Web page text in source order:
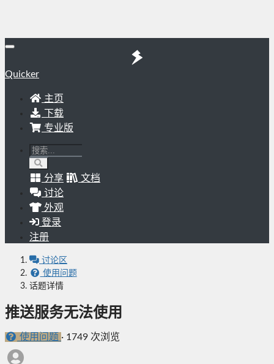
Quicker
主页
下载
专业版
分享
文档
讨论
外观
登录
注册
讨论区
使用问题
话题详情
推送服务无法使用
使用问题 · 1749 次浏览